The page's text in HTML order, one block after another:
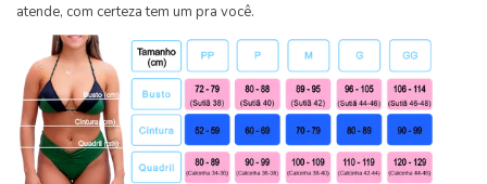
atende, com certeza tem um pra você.